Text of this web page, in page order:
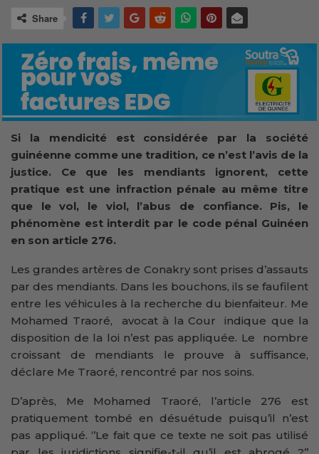
Share
Si la mendicité est considérée par la société
guinéenne comme une tradition, ce n’est l’avis de la
justice. Ce que les mendiants ignorent, cette
pratique est une infraction pénale au même titre
que le vol, le viol, l’abus de confiance. Pis, le
phénomène est interdit par le code pénal Guinéen
en son article 276.
Les grandes artères de Conakry sont prises d’assauts
par des mendiants. Dans les bouchons, ils se faufilent
entre les véhicules à la recherche du bienfaiteur. Me
Mohamed Traoré, avocat à la Cour indique que la
disposition de la loi n’est pas appliquée. Le nombre
croissant de mendiants le prouve à suffisance,
déclare Me Traoré, rencontré par nos soins.
D’après, Me Mohamed Traoré, l’article 276 est
pratiquement tombé en désuétude puisqu’il n’est
pas appliqué. ‘’Le fait que ce texte ne soit pas utilisé